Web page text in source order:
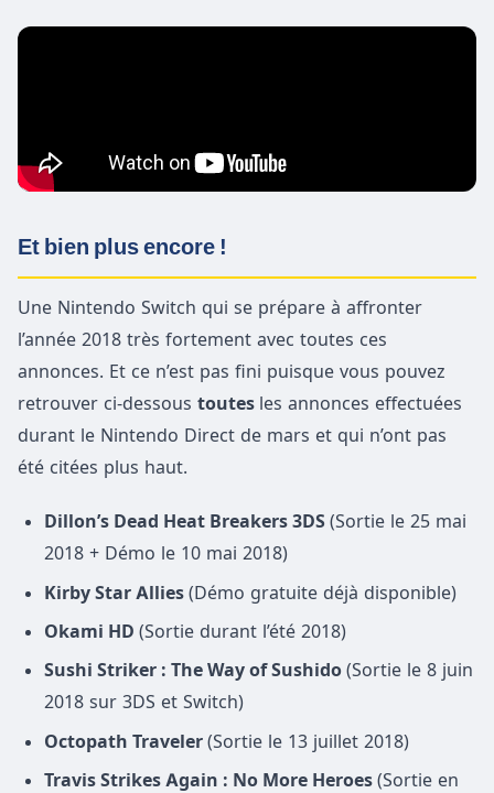
Et bien plus encore !
Une Nintendo Switch qui se prépare à affronter
l’année 2018 très fortement avec toutes ces
annonces. Et ce n’est pas fini puisque vous pouvez
retrouver ci-dessous toutes les annonces effectuées
durant le Nintendo Direct de mars et qui n’ont pas
été citées plus haut.
Dillon’s Dead Heat Breakers 3DS (Sortie le 25 mai
2018 + Démo le 10 mai 2018)
Kirby Star Allies (Démo gratuite déjà disponible)
Okami HD (Sortie durant l’été 2018)
Sushi Striker : The Way of Sushido (Sortie le 8 juin
2018 sur 3DS et Switch)
Octopath Traveler (Sortie le 13 juillet 2018)
Travis Strikes Again : No More Heroes (Sortie en